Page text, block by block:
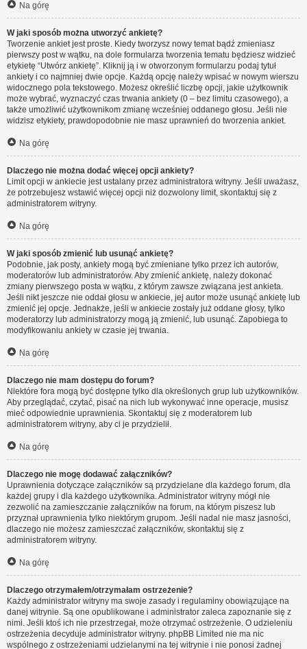
Na górę
W jaki sposób można utworzyć ankietę?
Tworzenie ankiet jest proste. Kiedy tworzysz nowy temat bądź zmieniasz
pierwszy post w wątku, na dole formularza tworzenia tematu będziesz widzieć
etykietę “Utwórz ankietę”. Kliknij ją i w otworzonym formularzu podaj tytuł
ankiety i co najmniej dwie opcje. Każdą opcję należy wpisać w nowym wierszu
widocznego pola tekstowego. Możesz określić liczbę opcji, jakie użytkownik
może wybrać, wyznaczyć czas trwania ankiety (0 – bez limitu czasowego), a
także umożliwić użytkownikom zmianę wcześniej oddanego głosu. Jeśli nie
widzisz etykiety, prawdopodobnie nie masz uprawnień do tworzenia ankiet.
Na górę
Dlaczego nie można dodać więcej opcji ankiety?
Limit opcji w ankiecie jest ustalany przez administratora witryny. Jeśli uważasz,
że potrzebujesz wstawić więcej opcji niż dozwolony limit, skontaktuj się z
administratorem witryny.
Na górę
W jaki sposób zmienić lub usunąć ankietę?
Podobnie, jak posty, ankiety mogą być zmieniane tylko przez ich autorów,
moderatorów lub administratorów. Aby zmienić ankietę, należy dokonać
zmiany pierwszego posta w wątku, z którym zawsze związana jest ankieta.
Jeśli nikt jeszcze nie oddał głosu w ankiecie, jej autor może usunąć ankietę lub
zmienić jej opcje. Jednakże, jeśli w ankiecie zostały już oddane głosy, tylko
moderatorzy lub administratorzy mogą ją zmienić, lub usunąć. Zapobiega to
modyfikowaniu ankiety w czasie jej trwania.
Na górę
Dlaczego nie mam dostępu do forum?
Niektóre fora mogą być dostępne tylko dla określonych grup lub użytkowników.
Aby przeglądać, czytać, pisać na nich lub wykonywać inne operacje, musisz
mieć odpowiednie uprawnienia. Skontaktuj się z moderatorem lub
administratorem witryny, aby ci je przydzielił.
Na górę
Dlaczego nie mogę dodawać załączników?
Uprawnienia dotyczące załączników są przydzielane dla każdego forum, dla
każdej grupy i dla każdego użytkownika. Administrator witryny mógł nie
zezwolić na zamieszczanie załączników na forum, na którym piszesz lub
przyznał uprawnienia tylko niektórym grupom. Jeśli nadal nie masz jasności,
dlaczego nie możesz zamieszczać załączników, skontaktuj się z
administratorem witryny.
Na górę
Dlaczego otrzymałem/otrzymałam ostrzeżenie?
Każdy administrator witryny ma swoje zasady i regulaminy obowiązujące na
danej witrynie. Są one opublikowane i administrator zaleca zapoznanie się z
nimi. Jeśli ktoś ich nie przestrzegał, może otrzymać ostrzeżenie. O udzieleniu
ostrzeżenia decyduje administrator witryny. phpBB Limited nie ma nic
wspólnego z ostrzeżeniami udzielanymi na tej witrynie i nie ponosi żadnej